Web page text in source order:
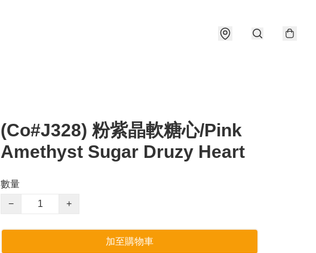
(Co#J328) 粉紫晶軟糖心/Pink
Amethyst Sugar Druzy Heart
數量
−
+
加至購物車